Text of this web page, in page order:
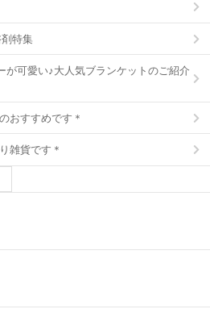
特集
可愛い♪大人気ブランケットのご紹介
おすすめです＊
雑貨です＊